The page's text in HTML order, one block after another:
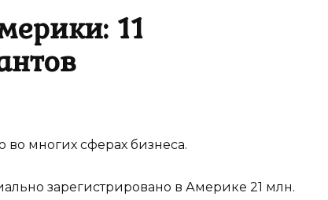
11
многих сферах бизнеса.
зарегистрировано в Америке 21 млн.